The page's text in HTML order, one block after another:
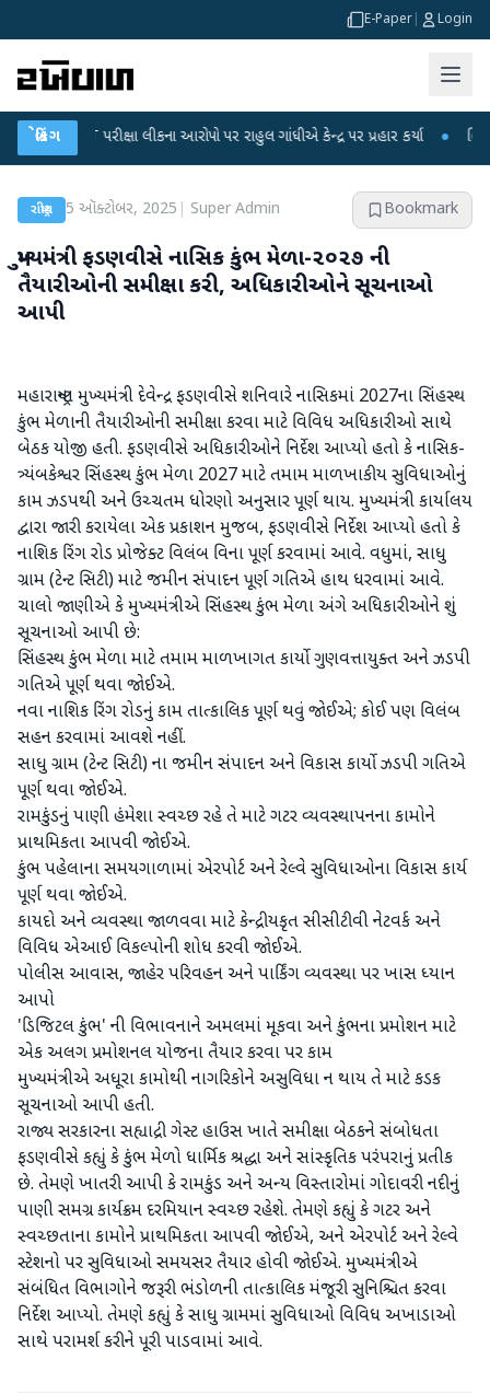
E-Paper Login
બ્રેકિંગ
પરીક્ષા લીકના આરોપો પર રાહુલ ગાંધીએ કેન્દ્ર પર પ્રહાર કર્યા ● હિંમતનગરમાં
રાષ્ટ્રીય 5 ઑક્ટોબર, 2025 Super Admin Bookmark
મુખ્યમંત્રી ફડણવીસે નાસિક કુંભ મેળા-૨૦૨૭ ની
તૈયારીઓની સમીક્ષા કરી, અધિકારીઓને સૂચનાઓ
આપી
મહારાષ્ટ્રના મુખ્યમંત્રી દેવેન્દ્ર ફડણવીસે શનિવારે નાસિકમાં 2027ના સિંહસ્થ
કુંભ મેળાની તૈયારીઓની સમીક્ષા કરવા માટે વિવિધ અધિકારીઓ સાથે
બેઠક યોજી હતી. ફડણવીસે અધિકારીઓને નિર્દેશ આપ્યો હતો કે નાસિક-
ત્ર્યંબકેશ્વર સિંહસ્થ કુંભ મેળા 2027 માટે તમામ માળખાકીય સુવિધાઓનું
કામ ઝડપથી અને ઉચ્ચતમ ધોરણો અનુસાર પૂર્ણ થાય. મુખ્યમંત્રી કાર્યાલય
દ્વારા જારી કરાયેલા એક પ્રકાશન મુજબ, ફડણવીસે નિર્દેશ આપ્યો હતો કે
નાશિક રિંગ રોડ પ્રોજેક્ટ વિલંબ વિના પૂર્ણ કરવામાં આવે. વધુમાં, સાધુ
ગ્રામ (ટેન્ટ સિટી) માટે જમીન સંપાદન પૂર્ણ ગતિએ હાથ ધરવામાં આવે.
ચાલો જાણીએ કે મુખ્યમંત્રીએ સિંહસ્થ કુંભ મેળા અંગે અધિકારીઓને શું
સૂચનાઓ આપી છે:
સિંહસ્થ કુંભ મેળા માટે તમામ માળખાગત કાર્યો ગુણવત્તાયુક્ત અને ઝડપી
ગતિએ પૂર્ણ થવા જોઈએ.
નવા નાશિક રિંગ રોડનું કામ તાત્કાલિક પૂર્ણ થવું જોઈએ; કોઈ પણ વિલંબ
સહન કરવામાં આવશે નહીં.
સાધુ ગ્રામ (ટેન્ટ સિટી) ના જમીન સંપાદન અને વિકાસ કાર્યો ઝડપી ગતિએ
પૂર્ણ થવા જોઈએ.
રામકુંડનું પાણી હંમેશા સ્વચ્છ રહે તે માટે ગટર વ્યવસ્થાપનના કામોને
પ્રાથમિકતા આપવી જોઈએ.
કુંભ પહેલાના સમયગાળામાં એરપોર્ટ અને રેલ્વે સુવિધાઓના વિકાસ કાર્ય
પૂર્ણ થવા જોઈએ.
કાયદો અને વ્યવસ્થા જાળવવા માટે કેન્દ્રીયકૃત સીસીટીવી નેટવર્ક અને
વિવિધ એઆઈ વિકલ્પોની શોધ કરવી જોઈએ.
પોલીસ આવાસ, જાહેર પરિવહન અને પાર્કિંગ વ્યવસ્થા પર ખાસ ધ્યાન
આપો
'ડિજિટલ કુંભ' ની વિભાવનાને અમલમાં મૂકવા અને કુંભના પ્રમોશન માટે
એક અલગ પ્રમોશનલ યોજના તૈયાર કરવા પર કામ
મુખ્યમંત્રીએ અધૂરા કામોથી નાગરિકોને અસુવિધા ન થાય તે માટે કડક
સૂચનાઓ આપી હતી.
રાજ્ય સરકારના સહ્યાદ્રી ગેસ્ટ હાઉસ ખાતે સમીક્ષા બેઠકને સંબોધતા
ફડણવીસે કહ્યું કે કુંભ મેળો ધાર્મિક શ્રદ્ધા અને સાંસ્કૃતિક પરંપરાનું પ્રતીક
છે. તેમણે ખાતરી આપી કે રામકુંડ અને અન્ય વિસ્તારોમાં ગોદાવરી નદીનું
પાણી સમગ્ર કાર્યક્રમ દરમિયાન સ્વચ્છ રહેશે. તેમણે કહ્યું કે ગટર અને
સ્વચ્છતાના કામોને પ્રાથમિકતા આપવી જોઈએ, અને એરપોર્ટ અને રેલ્વે
સ્ટેશનો પર સુવિધાઓ સમયસર તૈયાર હોવી જોઈએ. મુખ્યમંત્રીએ
સંબંધિત વિભાગોને જરૂરી ભંડોળની તાત્કાલિક મંજૂરી સુનિશ્ચિત કરવા
નિર્દેશ આપ્યો. તેમણે કહ્યું કે સાધુ ગ્રામમાં સુવિધાઓ વિવિધ અખાડાઓ
સાથે પરામર્શ કરીને પૂરી પાડવામાં આવે.